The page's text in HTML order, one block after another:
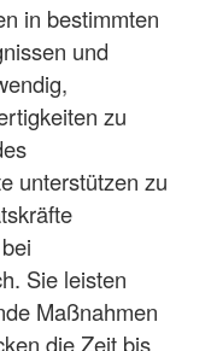
in bestimmten
und
zu
unterstützen zu
Sie leisten
Maßnahmen
die Zeit bis